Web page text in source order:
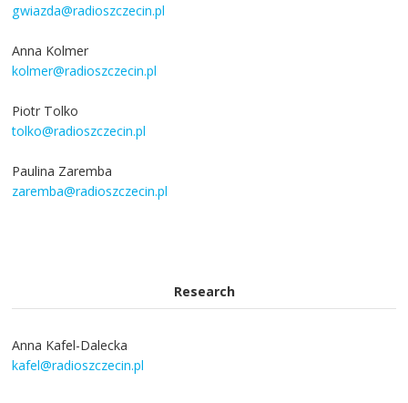
gwiazda@radioszczecin.pl
Anna Kolmer
kolmer@radioszczecin.pl
Piotr Tolko
tolko@radioszczecin.pl
Paulina Zaremba
zaremba@radioszczecin.pl
Research
Anna Kafel-Dalecka
kafel@radioszczecin.pl